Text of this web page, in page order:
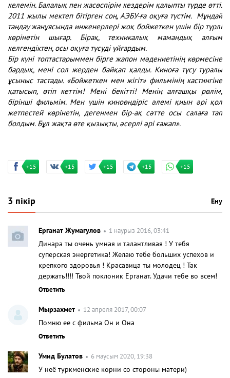
келемін. Балалық пен жасөспірім кездерім қалыпты түрде өтті.
2011 жылы мектеп бітірген соң, АЭБУ-ға оқуға түстім. Мұндай
таңдау жанұясында инженерлері жоқ бойжеткен үшін бір түрлі
көрінетін шығар. Бірақ, техникалық мамандық алғым
келгендіктен, осы оқуға түсуді ұйғардым.
Бір күні топтастарыммен бірге жапон мәдениетінің көрмесіне
бардық, мені сол жерден байқап қалды. Киноға түсу туралы
ұсыныс тастады. «Бойжеткен мен жігіт» фильмінің кастингіне
қатысып, өтіп кеттім! Мені бекітті! Менің алғашқы рөлім,
бірінші фильмім. Мен үшін киноөндіріс әлемі қиын әрі қол
жетпестей көрінетін, дегенмен бір-ақ сәтте осы салаға тап
болдым. Бұл жақта өте қызықты, әсерлі әрі ғажап».
+15 +15 +15 +15 +15
3 пікір Ену
Ерганат Жумагулов 1 наурыз 2016, 03:41
Динара ты очень умная и талантливая ! У тебя
суперская энергетика! Желаю тебе больших успехов и
крепкого здоровья ! Красавица ты молодец ! Так
держать!!!! Твой поклоник Ерганат. Удачи тебе во всем!
Ответить
Мырзахмет 12 апреля 2017, 00:07
Помню ее с фильма Он и Она
Ответить
Умид Булатов 6 маусым 2020, 19:38
У неё туркменские корни со стороны матери)